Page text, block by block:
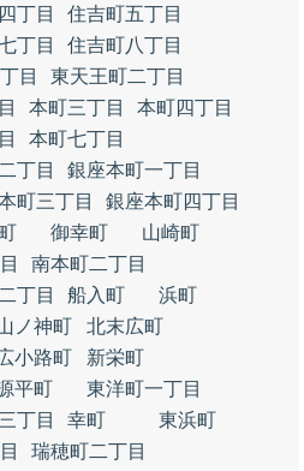
丁目
住吉町五丁目
丁目
住吉町八丁目
目
東天王町二丁目
本町三丁目
本町四丁目
本町七丁目
丁目
銀座本町一丁目
町三丁目
銀座本町四丁目
御幸町
山崎町
南本町二丁目
丁目 船入町
浜町
ノ神町
北末広町
小路町
新栄町
平町
東洋町一丁目
丁目 幸町
東浜町
瑞穂町二丁目